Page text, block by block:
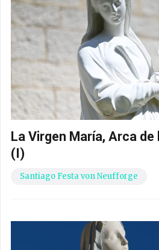
La Virgen María, Arca
(I)
Santiago Festa von Neufforge